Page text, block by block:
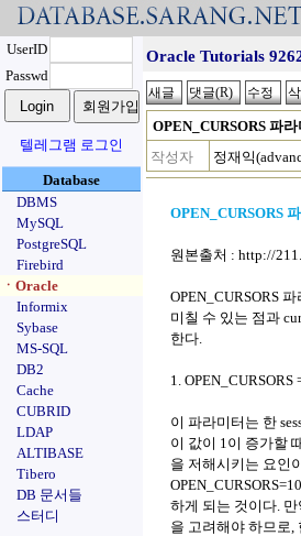
UserID
Passwd
텔레그램 로그인
Database
DBMS
MySQL
PostgreSQL
Firebird
ㆍOracle
Informix
Sybase
MS-SQL
DB2
Cache
CUBRID
LDAP
ALTIBASE
Tibero
DB 문서들
스터디
Oracle Tutorials
OPEN_CURSORS 파
작성자
정재익
OPEN_CURSORS
원본출처 : http://
OPEN_CURSORS
미칠 수 있는 점과
한다.
1. OPEN_CURSORS
이 파라미터는 한
이 값이 1이 증가할
을 저해시키는 요인
하게 되는 것이다. 만
을 고려해야 하므로,